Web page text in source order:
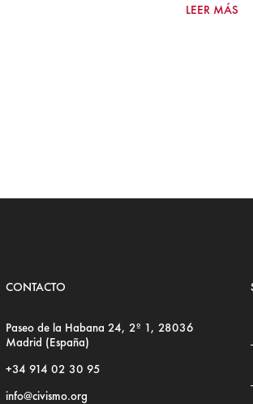
LEER MÁS
CONTACTO
Paseo de la Habana 24, 2º 1, 28036
Madrid (España)
+34 914 02 30 95
info@civismo.org